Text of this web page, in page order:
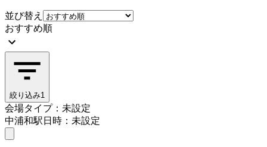
並び替え
おすすめ順
絞り込み1
会場タイプ：未設定
中浦和駅日時：未設定